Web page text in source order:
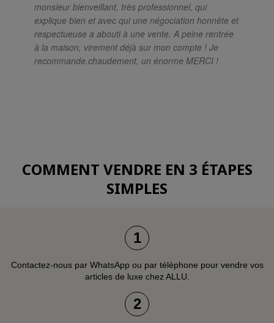
monsieur bienveillant, très professionnel, qui
explique bien et avec qui une négociation honnête et
respectueuse a abouti à une vente. A peine rentrée
à la maison, virement déjà sur mon compte ! Je
recommande.chaudement, un énorme MERCI !
COMMENT VENDRE EN 3 ÉTAPES
SIMPLES
1
Contactez-nous par WhatsApp ou par téléphone pour vendre vos
articles de luxe chez ALLU.
2